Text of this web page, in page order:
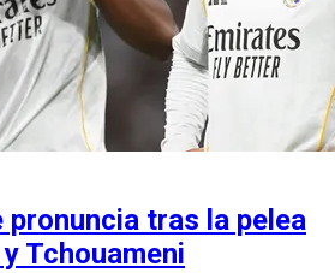
pronuncia tras la pelea
Tchouameni